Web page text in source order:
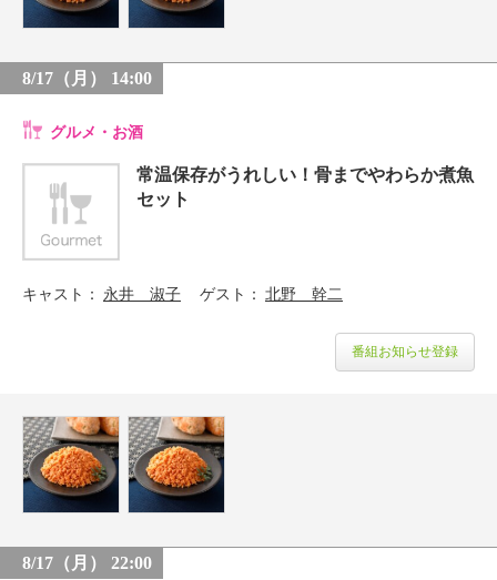
8/17（月） 14:00
グルメ・お酒
常温保存がうれしい！骨までやわらか煮魚
セット
キャスト 永井 淑子 ゲスト 北野 幹二
番組お知らせ登録
8/17（月） 22:00